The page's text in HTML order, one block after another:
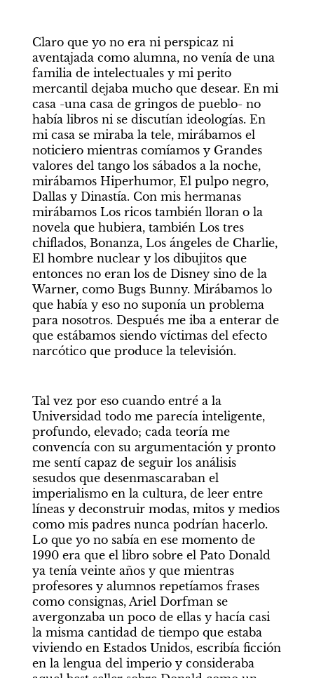
Claro que yo no era ni perspicaz ni
aventajada como alumna, no venía de una
familia de intelectuales y mi perito
mercantil dejaba mucho que desear. En mi
casa -una casa de gringos de pueblo- no
había libros ni se discutían ideologías. En
mi casa se miraba la tele, mirábamos el
noticiero mientras comíamos y Grandes
valores del tango los sábados a la noche,
mirábamos Hiperhumor, El pulpo negro,
Dallas y Dinastía. Con mis hermanas
mirábamos Los ricos también lloran o la
novela que hubiera, también Los tres
chiflados, Bonanza, Los ángeles de Charlie,
El hombre nuclear y los dibujitos que
entonces no eran los de Disney sino de la
Warner, como Bugs Bunny. Mirábamos lo
que había y eso no suponía un problema
para nosotros. Después me iba a enterar de
que estábamos siendo víctimas del efecto
narcótico que produce la televisión.
Tal vez por eso cuando entré a la
Universidad todo me parecía inteligente,
profundo, elevado; cada teoría me
convencía con su argumentación y pronto
me sentí capaz de seguir los análisis
sesudos que desenmascaraban el
imperialismo en la cultura, de leer entre
líneas y deconstruir modas, mitos y medios
como mis padres nunca podrían hacerlo.
Lo que yo no sabía en ese momento de
1990 era que el libro sobre el Pato Donald
ya tenía veinte años y que mientras
profesores y alumnos repetíamos frases
como consignas, Ariel Dorfman se
avergonzaba un poco de ellas y hacía casi
la misma cantidad de tiempo que estaba
viviendo en Estados Unidos, escribía ficción
en la lengua del imperio y consideraba